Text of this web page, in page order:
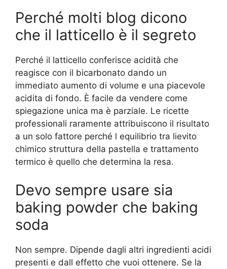
Perché molti blog dicono
che il latticello è il segreto
Perché il latticello conferisce acidità che
reagisce con il bicarbonato dando un
immediato aumento di volume e una piacevole
acidita di fondo. È facile da vendere come
spiegazione unica ma è parziale. Le ricette
professionali raramente attribuiscono il risultato
a un solo fattore perché l equilibrio tra lievito
chimico struttura della pastella e trattamento
termico è quello che determina la resa.
Devo sempre usare sia
baking powder che baking
soda
Non sempre. Dipende dagli altri ingredienti acidi
presenti e dall effetto che vuoi ottenere. Se la